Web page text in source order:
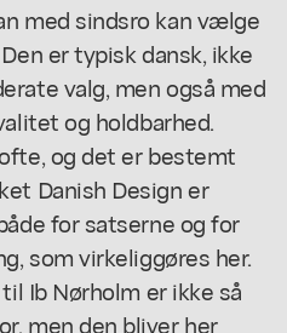
med sindsro kan vælge
er typisk dansk, ikke
valg, men også med
og holdbarhed.
og det er bestemt
Danish Design er
for satserne og for
som virkeliggøres her.
Ib Nørholm er ikke så
men den bliver her